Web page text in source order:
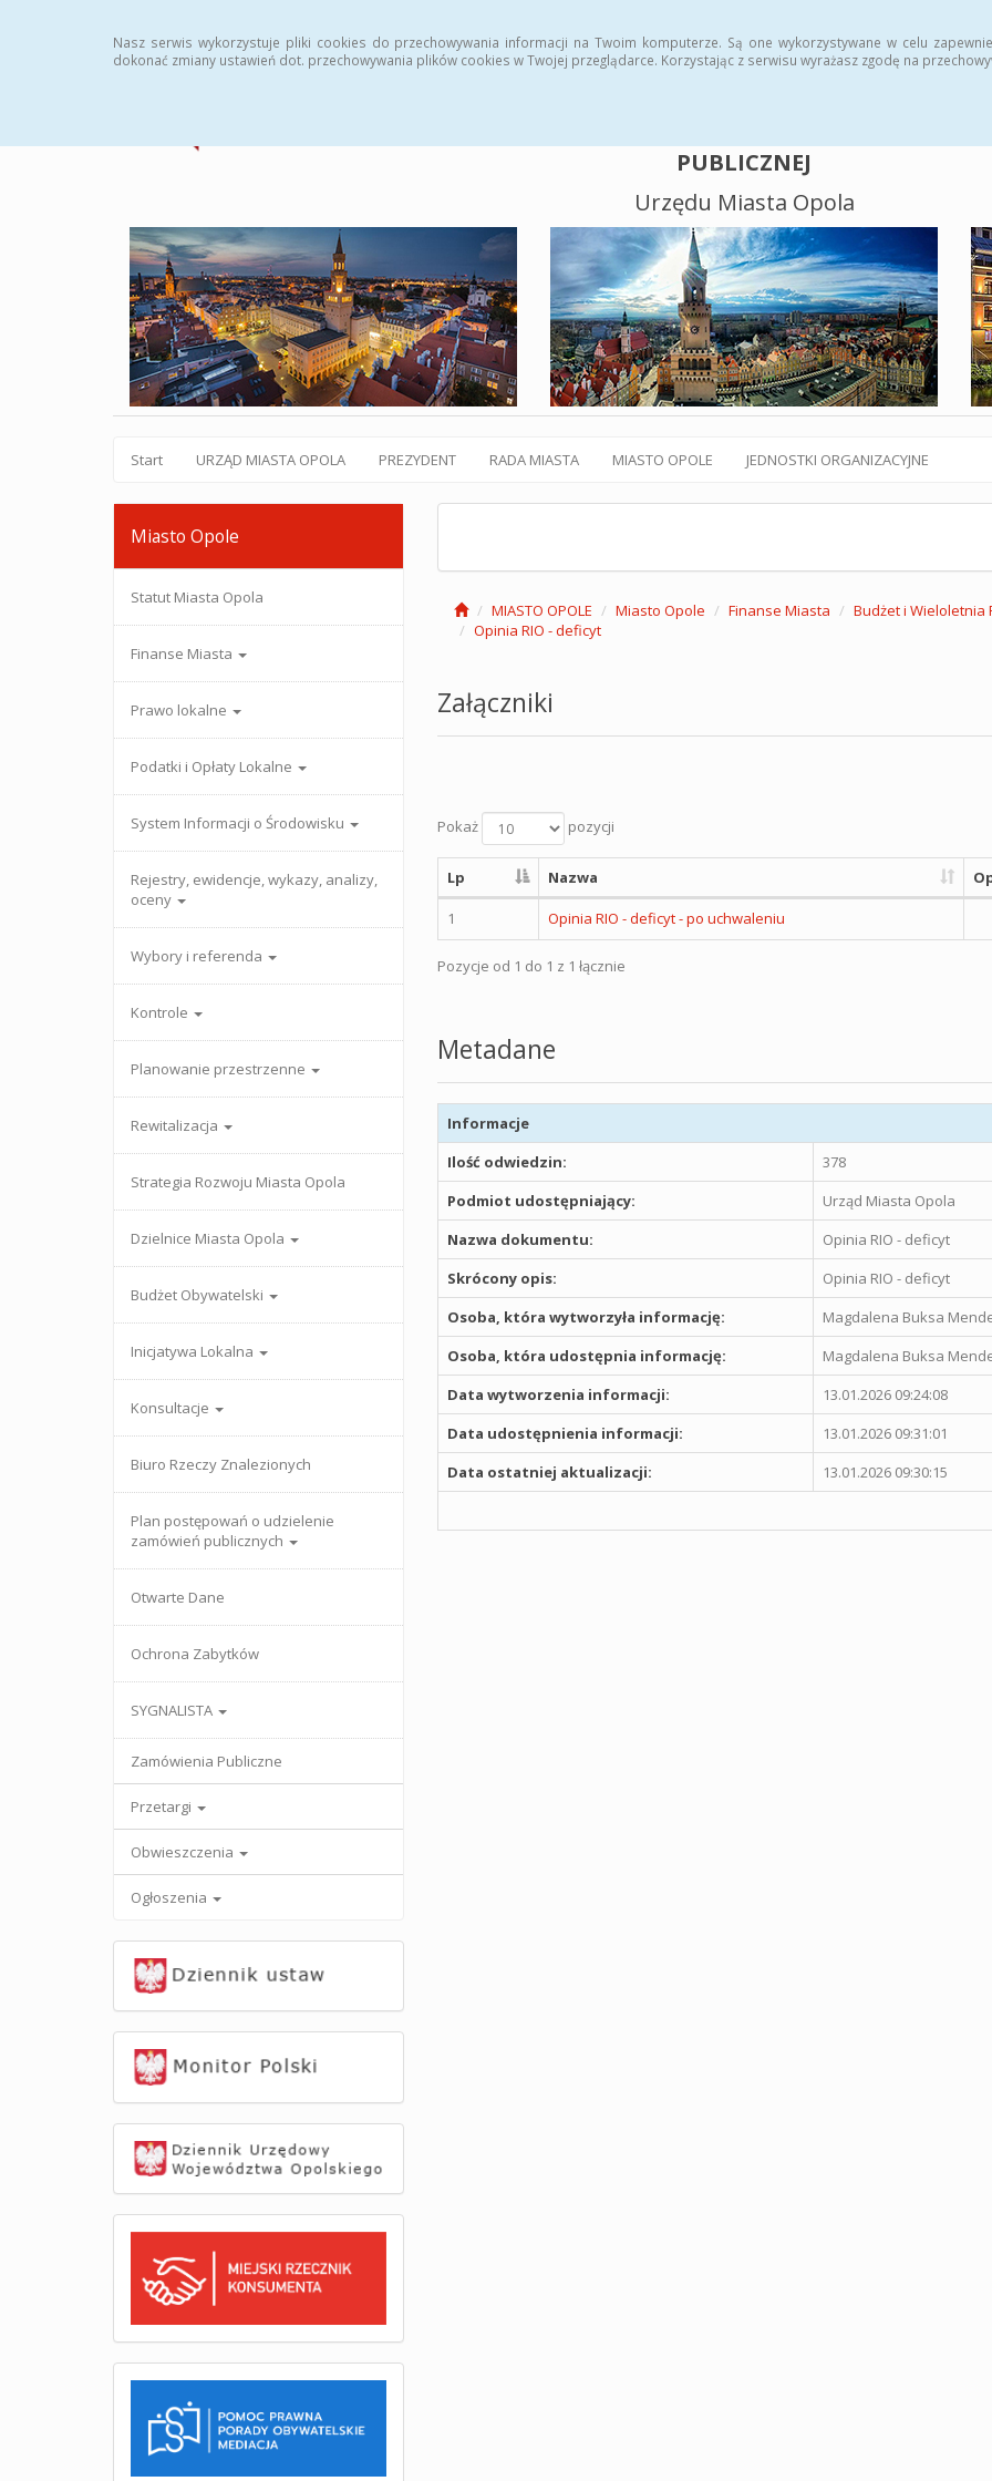
Nasz serwis wykorzystuje pliki cookies do przechowywania informacji na Twoim komputerze. Są one wykorzystywane w celu
dokonać zmiany ustawień dot. przechowywania plików cookies w Twojej przeglądarce. Korzystając z serwisu wyrażasz zgodę na
PUBLICZNEJ
Urzędu Miasta Opola
Start URZĄD MIASTA OPOLA PREZYDENT RADA MIASTA MIASTO OPOLE JEDNOSTKI ORGANIZACYJNE
Miasto Opole
Statut Miasta Opola
Finanse Miasta
Prawo lokalne
Podatki i Opłaty Lokalne
System Informacji o Środowisku
Rejestry, ewidencje, wykazy, analizy,
oceny
Wybory i referenda
Kontrole
Planowanie przestrzenne
Rewitalizacja
Strategia Rozwoju Miasta Opola
Dzielnice Miasta Opola
Budżet Obywatelski
Inicjatywa Lokalna
Konsultacje
Biuro Rzeczy Znalezionych
Plan postępowań o udzielenie
zamówień publicznych
Otwarte Dane
Ochrona Zabytków
SYGNALISTA
Zamówienia Publiczne
Przetargi
Obwieszczenia
Ogłoszenia
MIASTO OPOLE Miasto Opole Finanse Miasta
Budżet i Wieloletnia
Opinia RIO - deficyt
Załączniki
Pokaż pozycji
Lp Nazwa
1 Opinia RIO - deficyt - po uchwaleniu
Pozycje od 1 do 1 z 1 łącznie
Metadane
Informacje
Ilość odwiedzin:
378
Podmiot udostępniający:
Urząd Miasta Opola
Nazwa dokumentu:
Opinia RIO - deficyt
Skrócony opis:
Opinia RIO - deficyt
Osoba, która wytworzyła informację:
Magdalena Buksa
Osoba, która udostępnia informację:
Magdalena Buksa
Data wytworzenia informacji:
13.01.2026 09:24:08
Data udostępnienia informacji:
13.01.2026 09:31:01
Data ostatniej aktualizacji:
13.01.2026 09:30:15